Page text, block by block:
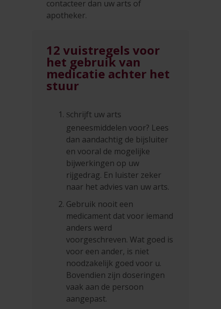
contacteer dan uw arts of
apotheker.
12 vuistregels voor
het gebruik van
medicatie achter het
stuur
Schrijft uw arts
geneesmiddelen voor? Lees
dan aandachtig de bijsluiter
en vooral de mogelijke
bijwerkingen op uw
rijgedrag. En luister zeker
naar het advies van uw arts.
Gebruik nooit een
medicament dat voor iemand
anders werd
voorgeschreven. Wat goed is
voor een ander, is niet
noodzakelijk goed voor u.
Bovendien zijn doseringen
vaak aan de persoon
aangepast.